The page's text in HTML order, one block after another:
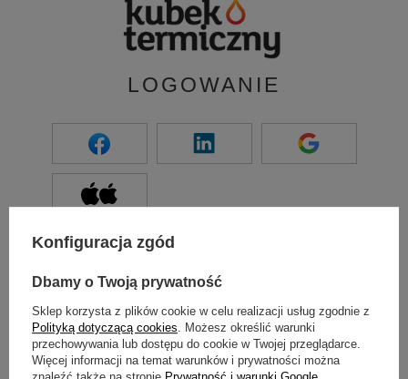
LOGOWANIE
Login / Nr karty stałego klienta / E-mail
Hasło / Pin karty stałego klienta
Konfiguracja zgód
Dbamy o Twoją prywatność
Sklep korzysta z plików cookie w celu realizacji usług zgodnie z
Polityką dotyczącą cookies . Możesz określić warunki
przechowywania lub dostępu do cookie w Twojej przeglądarce.
Więcej informacji na temat warunków i prywatności można